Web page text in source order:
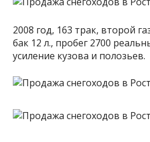
2008 год, 163 трак, второй
бак 12 л., пробег 2700
усиление кузова и полозьев.